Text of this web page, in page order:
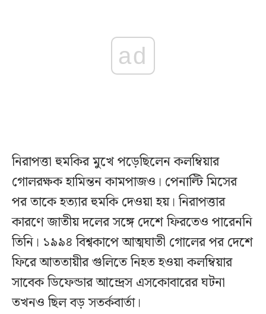
ad
নিরাপত্তা হুমকির মুখে পড়েছিলেন কলম্বিয়ার
গোলরক্ষক হামিন্তন কামপাজও। পেনাল্টি মিসের
পর তাকে হত্যার হুমকি দেওয়া হয়। নিরাপত্তার
কারণে জাতীয় দলের সঙ্গে দেশে ফিরতেও পারেননি
তিনি। ১৯৯৪ বিশ্বকাপে আত্মঘাতী গোলের পর দেশে
ফিরে আততায়ীর গুলিতে নিহত হওয়া কলম্বিয়ার
সাবেক ডিফেন্ডার আন্দ্রেস এসকোবারের ঘটনা
তখনও ছিল বড় সতর্কবার্তা।